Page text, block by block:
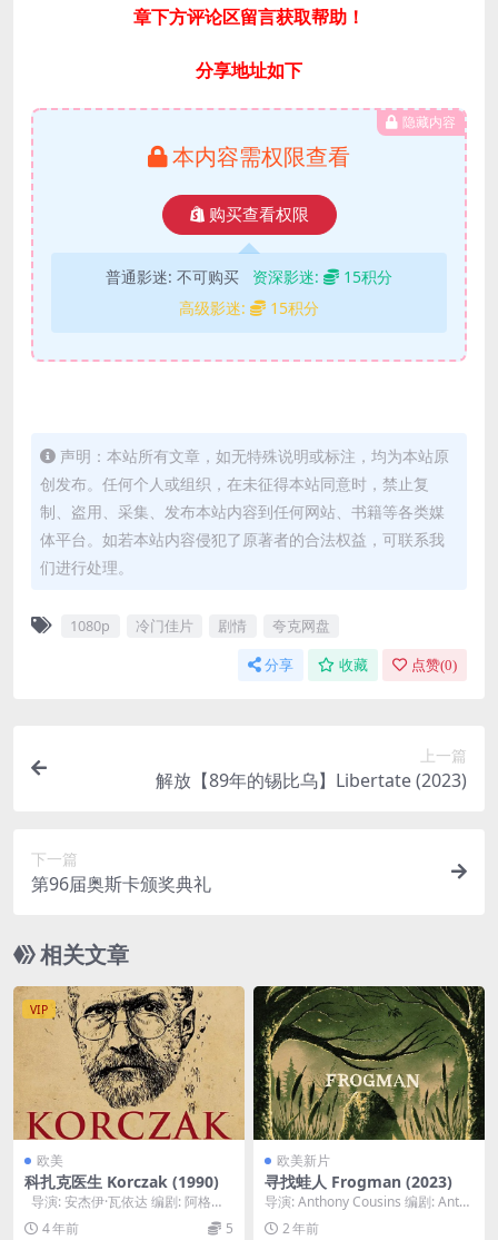
章下方评论区留言获取帮助！
分享地址如下
隐藏内容
本内容需权限查看
购买查看权限
普通影迷: 不可购买 资深影迷:
15积分
高级影迷:
15积分
声明：本站所有文章，如无特殊说明或标注，均为本站原
创发布。任何个人或组织，在未征得本站同意时，禁止复
制、盗用、采集、发布本站内容到任何网站、书籍等各类媒
体平台。如若本站内容侵犯了原著者的合法权益，可联系我
们进行处理。
1080p 冷门佳片 剧情 夸克网盘
分享 收藏 点赞(0)
上一篇
解放【89年的锡比乌】Libertate (2023)
下一篇
第96届奥斯卡颁奖典礼
相关文章
VIP
欧美
科扎克医生 Korczak (1990)
导演: 安杰伊·瓦依达 编剧: 阿格涅
丝卡·霍兰 Agnieszk...
4 年前 5
欧美新片
寻找蛙人 Frogman (2023)
导演: Anthony Cousins 编剧: Anth
ony Cousins ...
2 年前